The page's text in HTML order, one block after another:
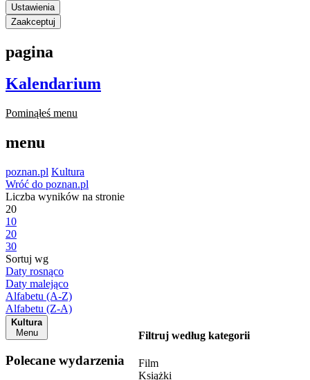
Ustawienia
Zaakceptuj
pagina
Kalendarium
Pominąłeś menu
menu
poznan.pl Kultura
Wróć do poznan.pl
Liczba wyników na stronie
20
10
20
30
Sortuj wg
Daty rosnąco
Daty malejąco
Alfabetu (A-Z)
Alfabetu (Z-A)
Kultura
Menu
Polecane wydarzenia
Filtruj według kategorii
Film
Książki